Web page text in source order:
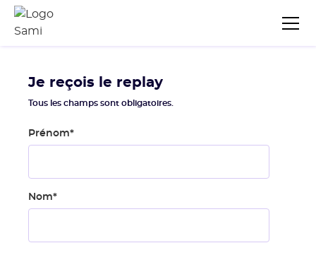
Je reçois le replay
Tous les champs sont obligatoires.
Prénom*
Nom*